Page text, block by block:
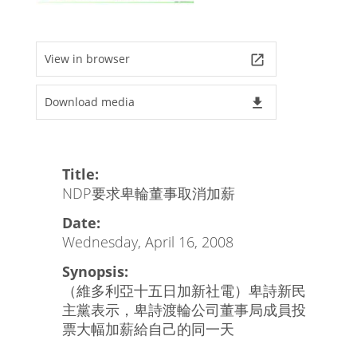
View in browser launch
Download media file_download
Title:
NDP要求卑輪董事取消加薪
Date:
Wednesday, April 16, 2008
Synopsis:
（維多利亞十五日加新社電）卑詩新民
主黨表示，卑詩渡輪公司董事局成員投
票大幅加薪給自己的同一天